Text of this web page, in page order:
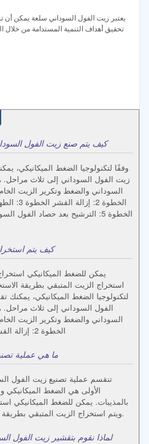
يعتبر زيت الفول السوداني سلعة يمكن أن
تحقيق أهداف التنمية المستدامة من
كيف يتم صنع زيت الفول
وفقًا لتكنولوجيا الضغط الميكانيكي،
زيت الفول السوداني إلى ثلاث
الخطوة 5: الترشيح بعد حصاد الفول
كيف يتم
استخراج الزيت المتبقي بطريقة
لتكنولوجيا الضغط الميكانيكي، يمكنك
الفول السوداني إلى ثلاث
الخطوة 2: إزالة القشر الخطوة 3: الطهي
ما هي عملية
تنقسم عملية تصنيع زيت الفول
الأولى هي الضغط الميكانيكي
ويتم استخراج الزيت المتبقي بطريقة الاستخلاص بالمذيبات.
لماذا نقوم بتقشير زيت الفول